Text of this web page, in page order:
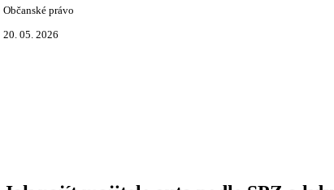
Občanské právo
20. 05. 2026